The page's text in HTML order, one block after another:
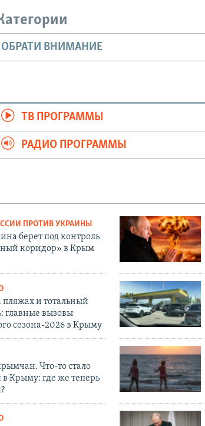
ОБРАТИ ВНИМАНИЕ
ТВ ПРОГРАММЫ
РАДИО ПРОГРАММЫ
ПРОТИВ УКРАИНЫ
берет под контроль
коридор» в Крым
пляжах и тотальный
главные вызовы
сезона-2026 в Крыму
Что-то стало
в Крыму: где же теперь